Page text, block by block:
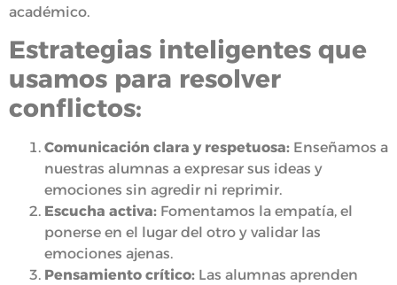
académico.
Estrategias inteligentes que
usamos para resolver
conflictos:
Comunicación clara y respetuosa: Enseñamos a
nuestras alumnas a expresar sus ideas y
emociones sin agredir ni reprimir.
Escucha activa: Fomentamos la empatía, el
ponerse en el lugar del otro y validar las
emociones ajenas.
Pensamiento crítico: Las alumnas aprenden